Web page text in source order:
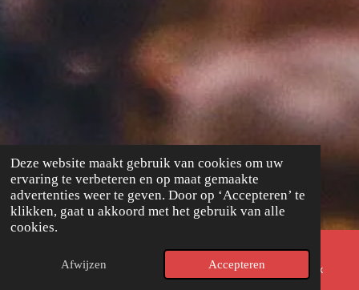
Deze website maakt gebruik van cookies om uw
ervaring te verbeteren en op maat gemaakte
advertenties weer te geven. Door op ‘Accepteren’ te
klikken, gaat u akkoord met het gebruik van alle
cookies.
Afwijzen Accepteren
E-mailadres Telefoonnummer Facebook